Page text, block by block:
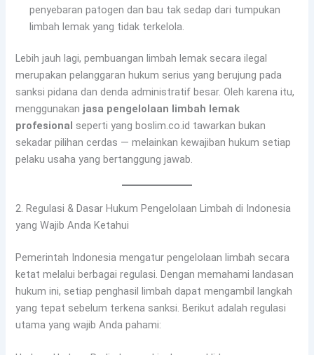
penyebaran patogen dan bau tak sedap dari tumpukan
limbah lemak yang tidak terkelola.
Lebih jauh lagi, pembuangan limbah lemak secara ilegal
merupakan pelanggaran hukum serius yang berujung pada
sanksi pidana dan denda administratif besar. Oleh karena itu,
menggunakan jasa pengelolaan limbah lemak
profesional seperti yang boslim.co.id tawarkan bukan
sekadar pilihan cerdas — melainkan kewajiban hukum setiap
pelaku usaha yang bertanggung jawab.
2. Regulasi & Dasar Hukum Pengelolaan Limbah di Indonesia
yang Wajib Anda Ketahui
Pemerintah Indonesia mengatur pengelolaan limbah secara
ketat melalui berbagai regulasi. Dengan memahami landasan
hukum ini, setiap penghasil limbah dapat mengambil langkah
yang tepat sebelum terkena sanksi. Berikut adalah regulasi
utama yang wajib Anda pahami: